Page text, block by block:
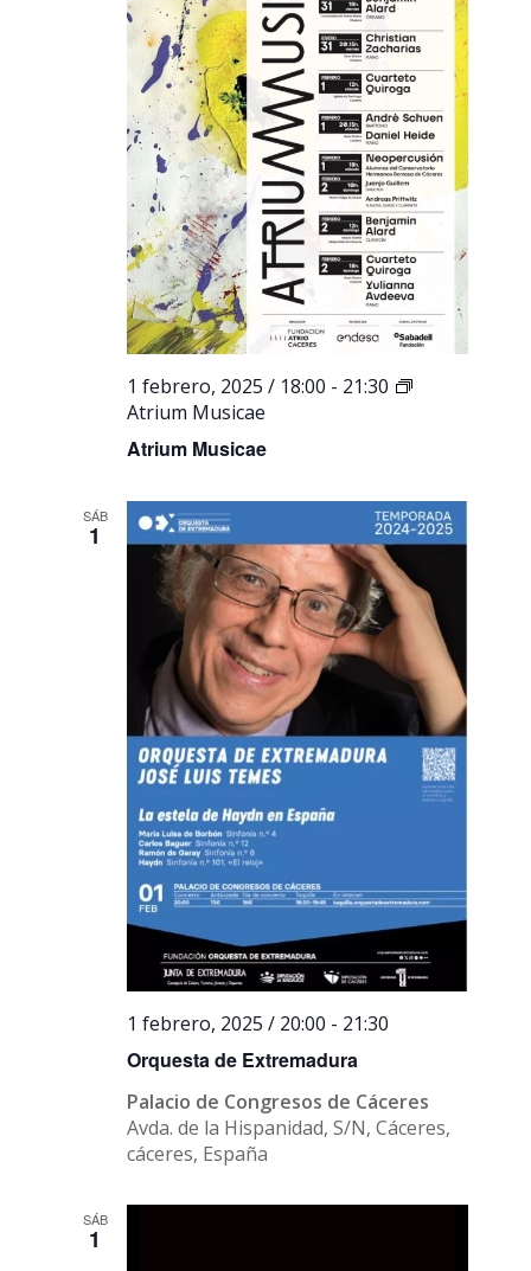
Atrium Musicae
1 febrero, 2025 / 18:00 - 21:30
Atrium Musicae
SÁB
1
Orquesta de Extremadura
1 febrero, 2025 / 20:00 - 21:30
Palacio de Congresos de Cáceres
Avda. de la Hispanidad, S/N, Cáceres,
cáceres, España
SÁB
1